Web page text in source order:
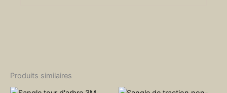
Produits similaires